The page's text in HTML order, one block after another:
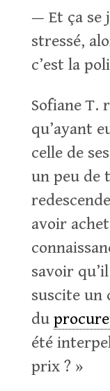
— Et ça se
stressé,
c’est la
Sofiane T.
qu’ayant
celle de
un peu de
avoir
savoir
suscite un
du
été
prix ? »